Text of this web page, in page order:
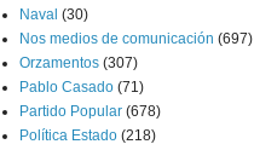
Naval (30)
Nos medios de comunicación (697)
Orzamentos (307)
Pablo Casado (71)
Partido Popular (678)
Política Estado (218)